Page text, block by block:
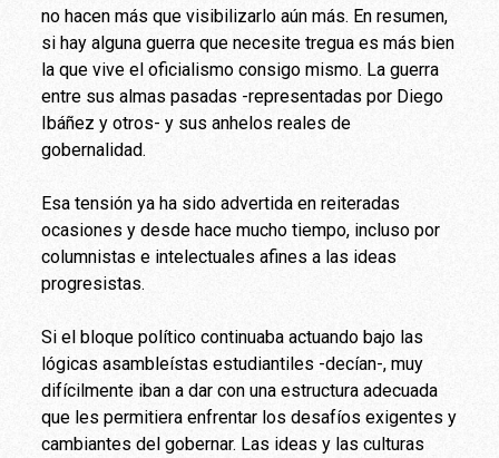
no hacen más que visibilizarlo aún más. En resumen,
si hay alguna guerra que necesite tregua es más bien
la que vive el oficialismo consigo mismo. La guerra
entre sus almas pasadas -representadas por Diego
Ibáñez y otros- y sus anhelos reales de
gobernalidad.
Esa tensión ya ha sido advertida en reiteradas
ocasiones y desde hace mucho tiempo, incluso por
columnistas e intelectuales afines a las ideas
progresistas.
Si el bloque político continuaba actuando bajo las
lógicas asambleístas estudiantiles -decían-, muy
difícilmente iban a dar con una estructura adecuada
que les permitiera enfrentar los desafíos exigentes y
cambiantes del gobernar. Las ideas y las culturas